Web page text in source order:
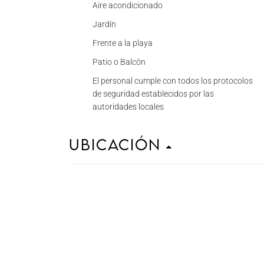
Aire acondicionado
Jardín
Frente a la playa
Patio o Balcón
El personal cumple con todos los protocolos
de seguridad establecidos por las
autoridades locales
Ubicación